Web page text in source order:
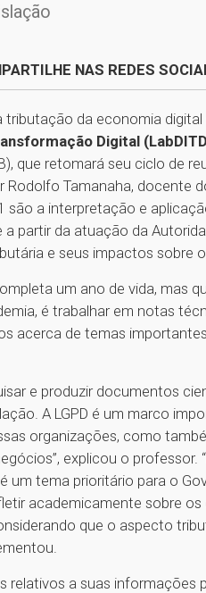
NAS REDES
tributação da economia
Digital
que retomará seu ciclo de
Tamanaha, docente
são a interpretação e
a partir da atuação da
e seus impactos sobre
um ano de vida, mas
é trabalhar em notas
acerca de temas
e produzir documentos
A LGPD é um marco
organizações, como
explicou o professor.
um tema prioritário para o
academicamente sobre
que o aspecto
relativos a suas informações